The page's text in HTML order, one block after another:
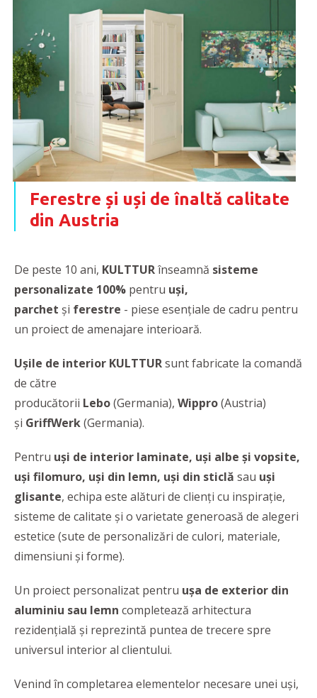
Ferestre și uși de înaltă calitate
din Austria
De peste 10 ani, KULTTURînseamnă sisteme
personalizate 100% pentru uși,
parchet și ferestre - piese esențiale de cadru pentru
un proiect de amenajare interioară.
Ușile de interior KULTTURsunt fabricate la comandă
de către
producătorii Lebo(Germania), Wippro(Austria)
și GriffWerk(Germania).
Pentru uși de interior laminate, uși albe și vopsite,
uși filomuro, uşi din lemn, uși din sticlă sau uși
glisante, echipa este alături de clienți cu inspirație,
sisteme de calitate și o varietate generoasă de alegeri
estetice (sute de personalizări de culori, materiale,
dimensiuni și forme).
Un proiect personalizat pentru ușa de exterior din
aluminiu sau lemn completează arhitectura
rezidențială și reprezintă puntea de trecere spre
universul interior al clientului.
Venind în completarea elementelor necesare unei uși,